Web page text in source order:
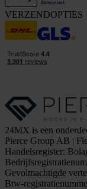
VERZENDOPTIES
24MX is een
Pierce Group AB |
Handelsregister:
Gevolmachtigde
Btw-